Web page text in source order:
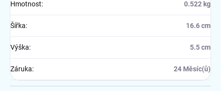
Hmotnost: 0.522 kg
Šířka: 16.6 cm
Výška: 5.5 cm
Záruka: 24 Měsíc(ů)